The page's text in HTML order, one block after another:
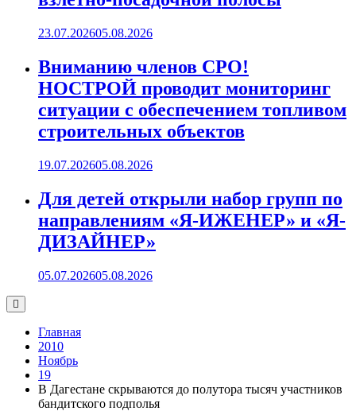
23.07.202605.08.2026
Вниманию членов СРО!
НОСТРОЙ проводит мониторинг
ситуации с обеспечением топливом
строительных объектов
19.07.202605.08.2026
Для детей открыли набор групп по
направлениям «Я-ИЖЕНЕР» и «Я-
ДИЗАЙНЕР»
05.07.202605.08.2026
Главная
2010
Ноябрь
19
В Дагестане скрываются до полутора тысяч участников
бандитского подполья